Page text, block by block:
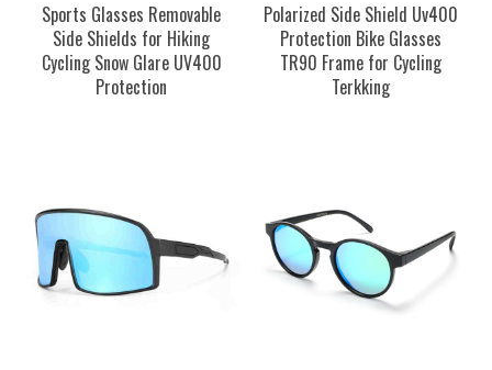
Sports Glasses Removable
Side Shields for Hiking
Cycling Snow Glare UV400
Protection
Polarized Side Shield Uv400
Protection Bike Glasses
TR90 Frame for Cycling
Terkking